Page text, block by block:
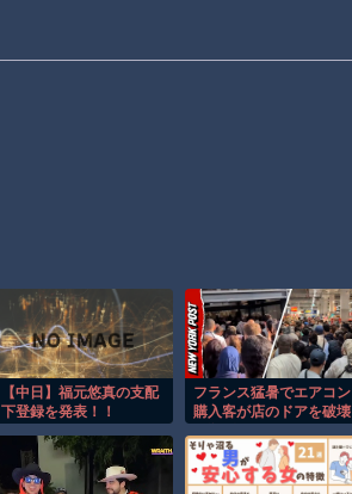
【中日】福元悠真の支配
下登録を発表！！
フランス猛暑でエアコン
購入客が店のドアを破壊